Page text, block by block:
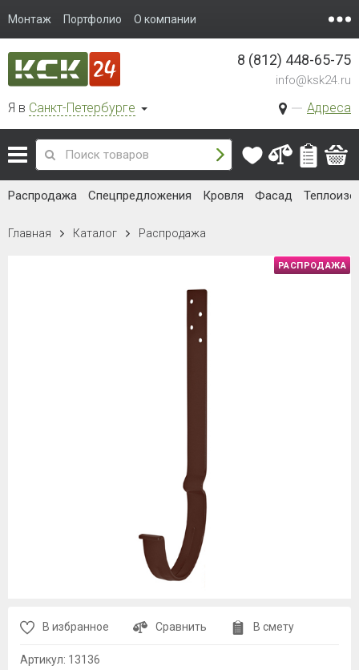
Монтаж Портфолио О компании
Я в Санкт-Петербурге Адреса
8 (812) 448-65-75
info@ksk24.ru
Распродажа Спецпредложения Кровля Фасад
Главная Каталог Распродажа
РАСПРОДАЖА
В избранное Сравнить В смету
Артикул: 13136